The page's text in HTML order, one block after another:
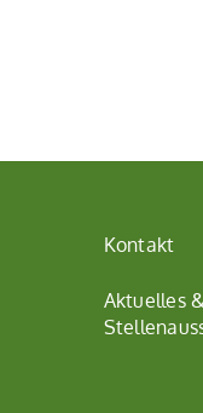
Kontakt
Aktuelles